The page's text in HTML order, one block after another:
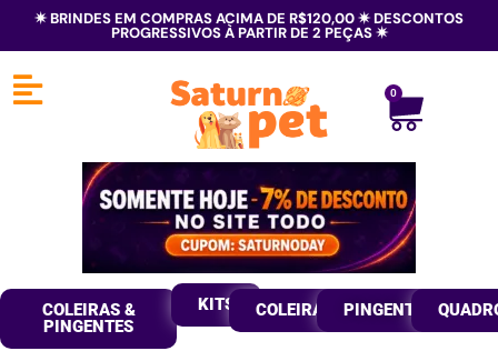
✷ BRINDES EM COMPRAS ACIMA DE R$120,00 ✷ DESCONTOS
PROGRESSIVOS À PARTIR DE 2 PEÇAS ✷
0
COLEIRAS &
PINGENTES
KITS COLEIRAS PINGENTES